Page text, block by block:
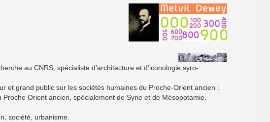
au CNRS, spécialiste d’architecture et d’iconologie syro-
et grand public sur les sociétés humaines du Proche-Orient ancien :
Orient ancien, spécialement de Syrie et de Mésopotamie.
société, urbanisme.